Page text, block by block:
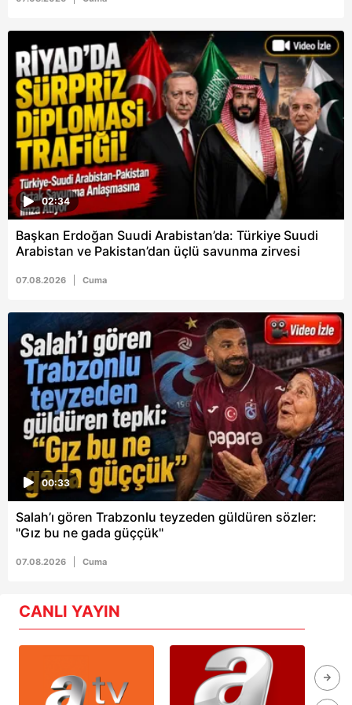
02:34
Başkan Erdoğan Suudi Arabistan’da: Türkiye Suudi
Arabistan ve Pakistan’dan üçlü savunma zirvesi
07.08.2026 Cuma
00:33
Salah’ı gören Trabzonlu teyzeden güldüren sözler:
"Gız bu ne gada güççük"
07.08.2026 Cuma
CANLI YAYIN